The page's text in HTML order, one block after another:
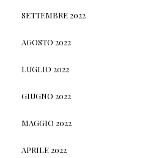
SETTEMBRE 2022
AGOSTO 2022
LUGLIO 2022
GIUGNO 2022
MAGGIO 2022
APRILE 2022